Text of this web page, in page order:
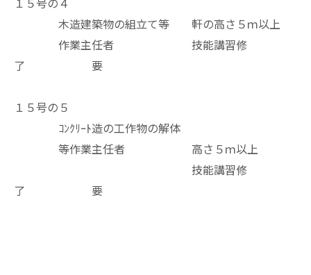
木造建築物の組立て等 軒の高さ５ｍ以上
作業主任者 技能講習修
了 要
１５号の５
ｺﾝｸﾘｰﾄ造の工作物の解体
等作業主任者 高さ５ｍ以上
技能講習修
了 要